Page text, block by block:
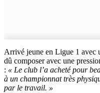
Arrivé jeune en Ligue 1 avec
dû composer avec une
: « Le club l’a acheté pour
à un championnat très
par le travail. »